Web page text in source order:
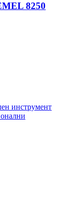
8250
инструмент